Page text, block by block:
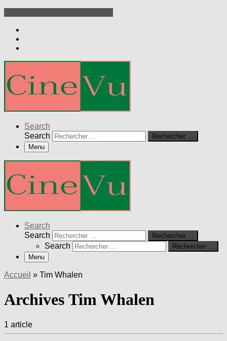
Search
Search
Rechercher …
Menu
Search
Search
Rechercher …
Search
Rechercher …
Menu
Accueil » Tim Whalen
Archives Tim Whalen
1 article